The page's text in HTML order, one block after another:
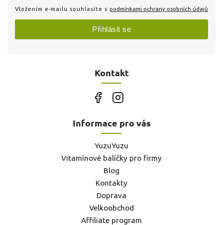
Kontakt
Vložením e-mailu souhlasíte s podmínkami ochrany osobních údajů
Přihlásit se
Informace pro vás
YuzuYuzu
Vitamínové balíčky pro firmy
Blog
Kontakty
Doprava
Velkoobchod
Affiliate program